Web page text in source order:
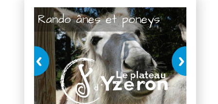
Rando ânes et poneys